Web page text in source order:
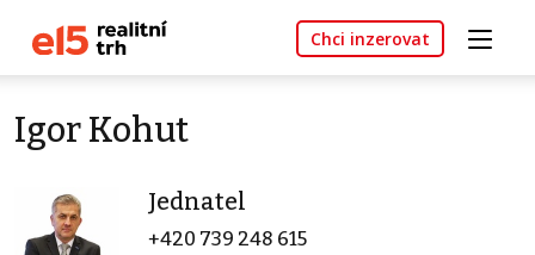
Chci inzerovat
Igor Kohut
Jednatel
+420 739 248 615